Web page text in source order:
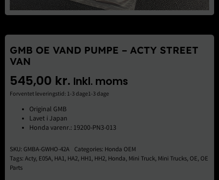
Brugte Dele
GMB OE VAND PUMPE – ACTY STREET
VAN
545,00 kr. Inkl. moms
Forventet leveringstid: 1-3 dage1-3 dage
Original GMB
Lavet i Japan
Honda varenr.: 19200-PN3-013
SKU: GMBA-GWHO-42A Categories: Honda OEM
Tags: Acty, E05A, HA1, HA2, HH1, HH2, Honda, Mini Truck, Mini Trucks,OE,OE
Parts